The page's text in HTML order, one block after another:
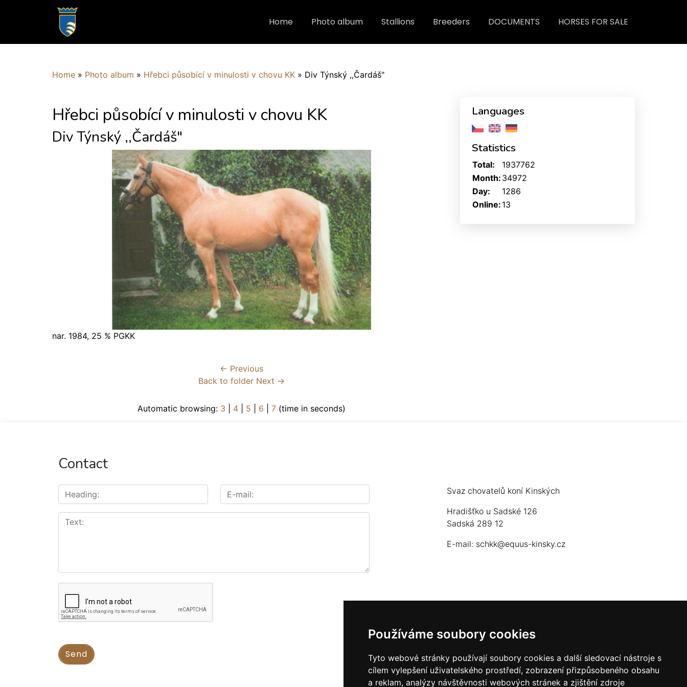
Používáme soubory cookies
Tyto webové stránky používají soubory cookies a další sledovací nástroje s
cílem vylepšení uživatelského prostředí, zobrazení přizpůsobeného obsahu
a reklam, analýzy návštěvnosti webových stránek a zjištění zdroje
Home Photo album Stallions Breeders DOCUMENTS HORSES FOR SALE
Home » Photo album » Hřebci působící v minulosti v chovu KK » Div Týnský ,,Čardáš"
Hřebci působící v minulosti v chovu KK
Div Týnský ,,Čardáš"
nar. 1984, 25 % PGKK
← Previous
Back to folder Next →
Automatic browsing: 3 4 5 6 7 (time in seconds)
Languages
Statistics
Online: 13
Total:
1937762
Month: 34972
Day:
1286
Contact
Svaz chovatelů koní Kinských
Hradišťko u Sadské 126
Sadská 289 12
E-mail: schkk@equus-kinsky.cz